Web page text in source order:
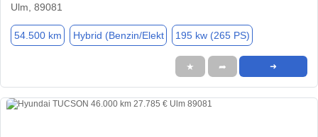
Ulm, 89081
54.500 km Hybrid (Benzin/Elekt 195 kw (265 PS)
★ ➦ ➜